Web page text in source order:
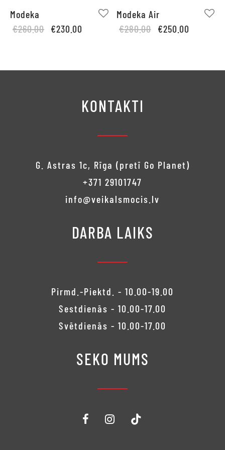
Modeka
€260.00 Original
€230.00
Modeka Air
€280.00
Original
€250.00
KONTAKTI
G. Astras 1c, Rīga (pretī Go Planet)
+371 29101747
info@veikalsmocis.lv
DARBA LAIKS
Pirmd.-Piektd. - 10.00-19.00
Sestdienās - 10.00-17.00
Svētdienās - 10.00-17.00
SEKO MUMS